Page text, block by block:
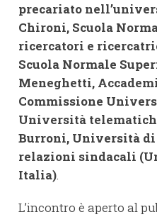
precariato
Chironi, Scuola
ricercatori e
Scuola Normale
Meneghetti,
Commissione
Università
Burroni, Università
relazioni sindacali
Italia).
L’incontro è aperto al